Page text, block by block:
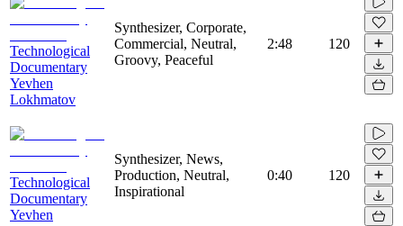
Technological
Documentary
Yevhen
Lokhmatov
Synthesizer, Corporate,
Commercial, Neutral,
Groovy, Peaceful
2:48 120
Technological
Documentary
Yevhen
Synthesizer, News,
Production, Neutral,
Inspirational
0:40 120